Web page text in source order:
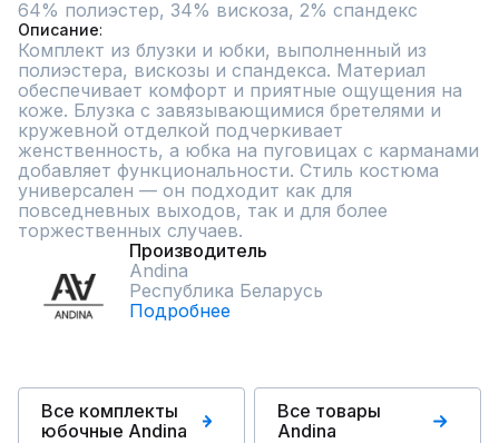
Описание
Комплект из блузки и юбки, выполненный из
полиэстера, вискозы и спандекса. Материал
обеспечивает комфорт и приятные ощущения на
коже. Блузка с завязывающимися бретелями и
кружевной отделкой подчеркивает
женственность, а юбка на пуговицах с карманами
добавляет функциональности. Стиль костюма
универсален — он подходит как для
повседневных выходов, так и для более
торжественных случаев.
Производитель
Andina
Республика Беларусь
Подробнее
Все комплекты
юбочные Andina
Все товары
Andina